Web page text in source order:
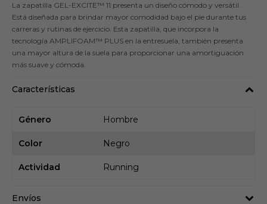
Envíos
La zapatilla GEL-EXCITE™ 11 presenta un diseño cómodo y versátil.
Está diseñada para brindar mayor comodidad bajo el pie durante tus
carreras y rutinas de ejercicio. Esta zapatilla, que incorpora la
tecnología AMPLIFOAM™ PLUS en la entresuela, también presenta
una mayor altura de la suela para proporcionar una amortiguación
más suave y cómoda.
Características
Género Hombre
Color Negro
Actividad Running